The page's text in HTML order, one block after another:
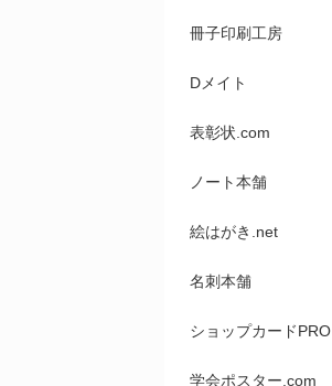
冊子印刷工房
Dメイト
表彰状.com
ノート本舗
絵はがき.net
名刺本舗
ショップカードPRO
学会ポスター.com